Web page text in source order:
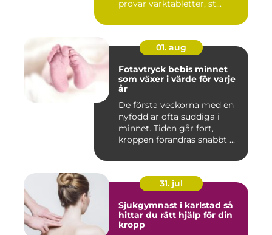
provar värktabletter, st...
01. aug
Fotavtryck bebis minnet
som växer i värde för varje
år
De första veckorna med en
nyfödd är ofta suddiga i
minnet. Tiden går fort,
kroppen förändras snabbt ...
31. jul
Sjukgymnast i karlstad så
hittar du rätt hjälp för din
kropp